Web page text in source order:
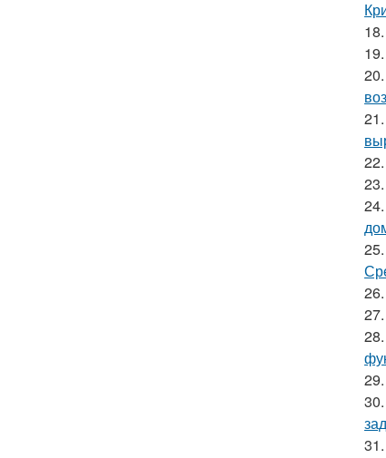
18.
19.
20.
21.
22.
23.
24.
25.
26.
27.
28.
29.
30.
31.